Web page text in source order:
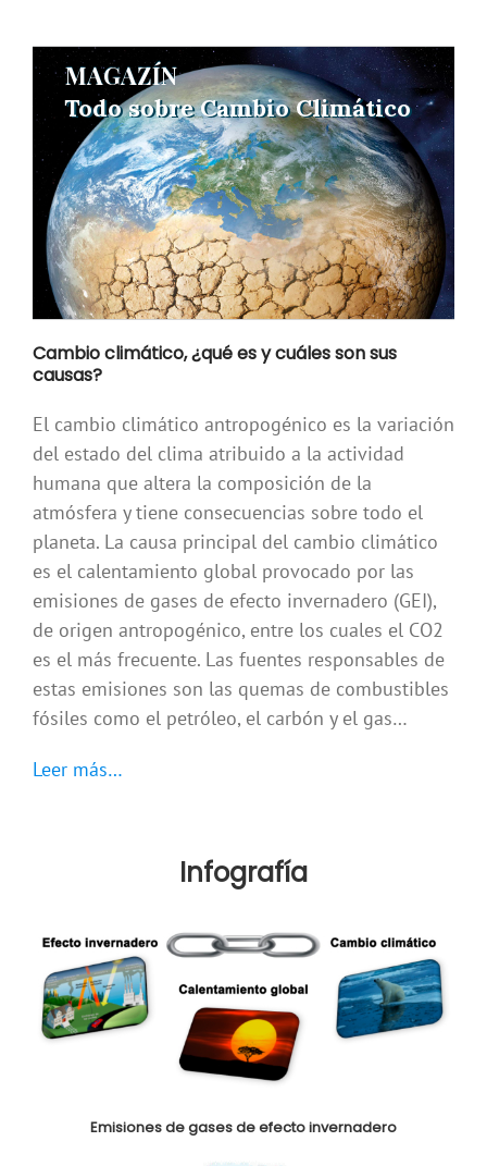
MAGAZÍN
MAGAZÍN
Todo sobre Cambio Climático
Todo sobre Cambio Climático
Cambio climático, ¿qué es y cuáles son sus
causas?
El cambio climático antropogénico es la variación
del estado del clima atribuido a la actividad
humana que altera la composición de la
atmósfera y tiene consecuencias sobre todo el
planeta. La causa principal del cambio climático
es el calentamiento global provocado por las
emisiones de gases de efecto invernadero (GEI),
de origen antropogénico, entre los cuales el CO2
es el más frecuente. Las fuentes responsables de
estas emisiones son las quemas de combustibles
fósiles como el petróleo, el carbón y el gas…
Leer más…
Infografía
Emisiones degases deefectoinvernadero